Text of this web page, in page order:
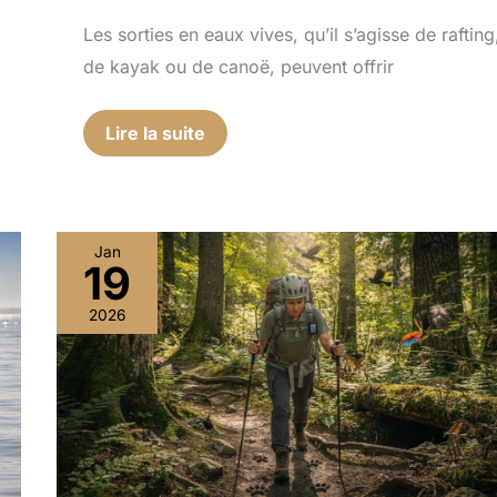
Les sorties en eaux vives, qu’il s’agisse de
de kayak ou de canoë, peuvent offrir
Lire la suite
Jan
19
2026
Planifier
une
excursion
sûre
:
évaluation
des
menaces
animales
locales